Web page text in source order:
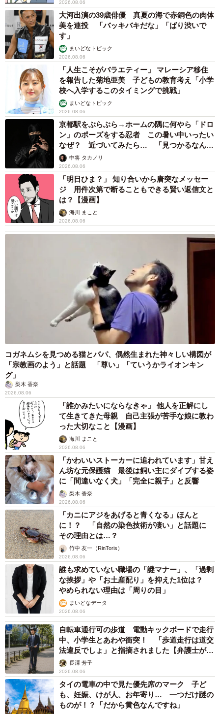
得たり、里親さんが現れてくれたりと順調に良い環境で過
ごしている状況です。いずれの猫たちも年は6歳は超えてい
るようで、シニア期に差しかかった子がほとんど。中には
体に問題があったり、歯もボロボロで歯科処置が必要だっ
たり。繁殖目的で飼われていたこともあり、避妊去勢手術
は全くしていませんでした。ただまだ体が弱っているの
で、もう少し体力をつけてから手術や処置などを行うつも
りです。それから里親募集を掛けますが、里親さんが見つ
からなければ私たちの施設で終生飼育していきます」
里親さんの自宅でトライアル中の片目がつぶれた猫（「ねこひげハウ
ス」代表石川さん提供）
◇ ◇
「ねこひげハウス」は、新シェルターへの引越し・設備費
用とケアの必要な傷病猫や高齢猫の医療費の捻出に向け
て、クラウドファンディング「ねこひげハウス｜1匹でも多
く救うため、新シェルターへの移転実現へ！」
（READYFOR）に挑戦中です。
「ねこひげハウス｜1匹でも多く救うため、新シェルター
への移転実現へ！」
ねこひげハウスのXアカウント（@nekohigehouse)
「ねこひげハウス」ホームページ
アメブロ「紡いだ命～アルマ東京ティアハイム～」
2026.08.06
大河出演の39歳俳優 真夏の海で赤銅色の肉体
美を連投 「バッキバキだな」「ばり渋いで
す」
まいどなトピック
2026.08.06
「人生こそがバラエティー」 マレーシア移住
を報告した菊地亜美 子どもの教育考え「小学
校へ入学するこのタイミングで挑戦」
まいどなトピック
2026.08.06
京都駅をぶらぶら→ホームの隅に何やら「ドロ
ン」のポーズをする忍者 この暑い中いったい
なぜ？ 近づいてみたら… 「見つかるなんて
未熟」中将 タカノリ
2026.08.06
「明日ひま？」 知り合いから唐突なメッセー
ジ 用件次第で断ることもできる賢い返信文と
は？【漫画】
海川 まこと
2026.08.06
コガネムシを見つめる猫とパパ、偶然生まれた神々しい構図が
「宗教画のよう」と話題 「尊い」「ていうかライオンキン
グ」
梨木 香奈
2026.08.06
「誰かみたいにならなきゃ」 他人を正解にし
て生きてきた母親 自己主張が苦手な娘に教わ
った大切なこと【漫画】
海川 まこと
2026.08.06
「かわいいストーカーに追われています」甘え
ん坊な元保護猫 最後は飼い主にダイブする姿
に「間違いなく犬」「完全に親子」と反響
梨木 香奈
2026.08.06
「カニにアジをあげると青くなる」ほんと
に！？ 「自然の染色技術が凄い」と話題に
その理由とは…？
竹中 友一（RinToris）
2026.08.06
誰も求めていない職場の「謎マナー」、「過剰
な挨拶」や「お土産配り」を抑えた1位は？
やめられない理由は「周りの目」
まいどなデータ
2026.08.06
自転車通行可の歩道 電動キックボードで走行
中、小学生とあわや衝突！ 「歩道走行は道交
法違反でしょ」と指摘されました【弁護士が解
説】長澤 芳子
2026.08.06
タイの電車の中で見た優先席のマーク 子ど
も、妊娠、けが人、お年寄り… 一つだけ謎の
ものが！？「だから黄色なんですね」